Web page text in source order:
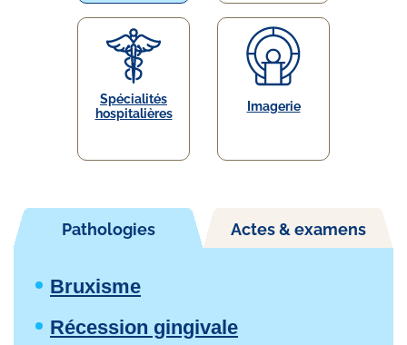
Spécialités
hospitalières
Imagerie
Pathologies Actes & examens
Bruxisme
Récession gingivale